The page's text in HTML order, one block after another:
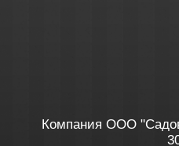
Компания ООО